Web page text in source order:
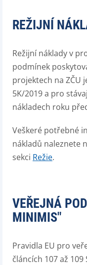
REŽIJNÍ
Režijní náklady v
podmínek
projektech na ZČU
5K/2019 a pro
nákladech roku
Veškeré potřebné
nákladů naleznete
sekci Režie.
VEŘEJNÁ
MINIMIS"
Pravidla EU pro
článcích 107 až